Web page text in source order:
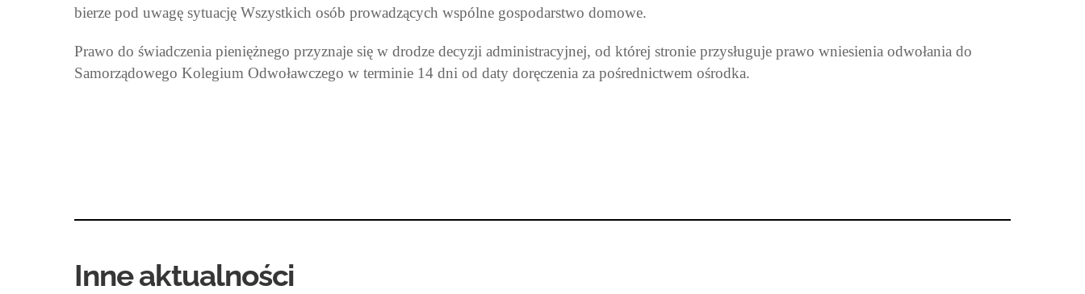
bierze pod uwagę sytuację Wszystkich osób prowadzących wspólne gospodarstwo domowe.
Prawo do świadczenia pieniężnego przyznaje się w drodze decyzji administracyjnej, od której stronie przysługuje prawo wniesienia odwołania do
Samorządowego Kolegium Odwoławczego w terminie 14 dni od daty doręczenia za pośrednictwem ośrodka.
Inne aktualności